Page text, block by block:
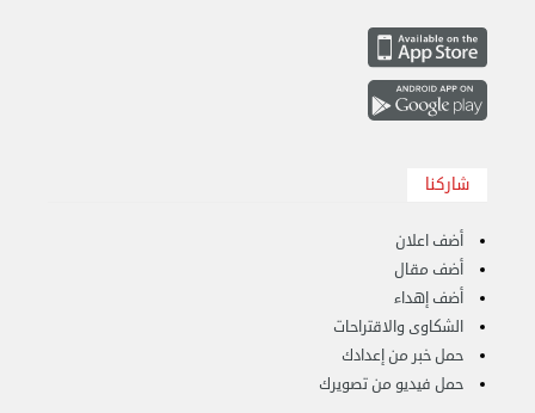
شاركنا
أضف اعلان
أضف مقال
أضف إهداء
الشكاوى والاقتراحات
حمل خبر من إعدادك
حمل فيديو من تصويرك